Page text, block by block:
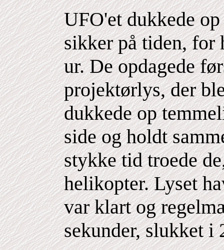
UFO'et dukkede
sikker på tiden, for
ur. De opdagede
projektørlys, der
dukkede op
side og holdt
stykke tid troede
helikopter. Lyset
var klart og
sekunder, slukket i